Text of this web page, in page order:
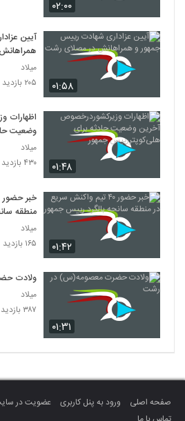
۰۲:۰۰
۰۱:۵۸
آیین
میلاد
۲۰۵ بازدید
۰۱:۴۸
اظهارات
وضعیت
جمهور
میلاد
۴۳۰ بازدید
۰۱:۴۲
منطقه
میلاد
۱۶۵ بازدید
۰۱:۳۱
ولادت
میلاد
۳۸۷ بازدید
صفحه اصلی ورود به پنل کاربری عضویت در